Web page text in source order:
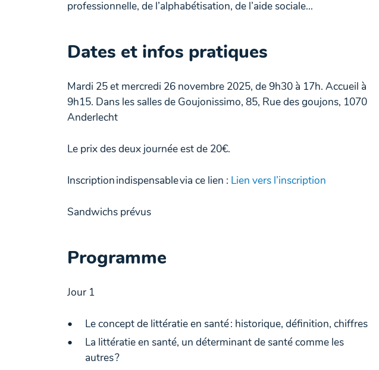
professionnelle, de l’alphabétisation, de l’aide sociale…
Dates et infos pratiques
Mardi 25 et mercredi 26 novembre 2025, de 9h30 à 17h. Accueil à
9h15. Dans les salles de Goujonissimo, 85, Rue des goujons, 1070
Anderlecht
Le prix des deux journée est de 20€.
Inscription indispensable via ce lien : Lien vers l’inscription
Sandwichs prévus
Programme
Jour 1
Le concept de littératie en santé : historique, définition, chiffres
La littératie en santé, un déterminant de santé comme les
autres ?